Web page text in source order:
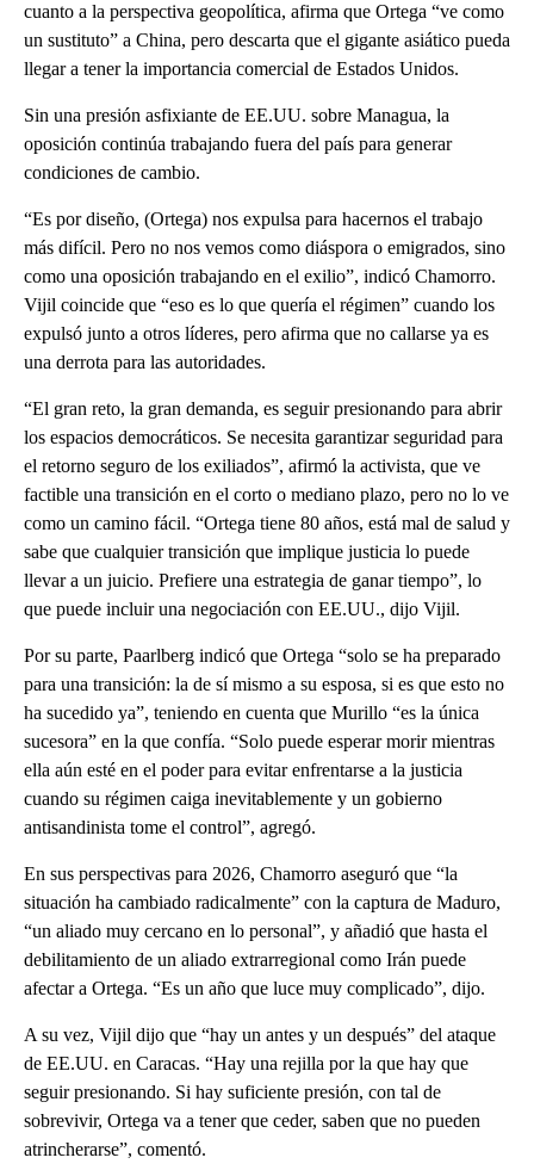
cuanto a la perspectiva geopolítica, afirma que Ortega “ve como
un sustituto” a China, pero descarta que el gigante asiático pueda
llegar a tener la importancia comercial de Estados Unidos.
Sin una presión asfixiante de EE.UU. sobre Managua, la
oposición continúa trabajando fuera del país para generar
condiciones de cambio.
“Es por diseño, (Ortega) nos expulsa para hacernos el trabajo
más difícil. Pero no nos vemos como diáspora o emigrados, sino
como una oposición trabajando en el exilio”, indicó Chamorro.
Vijil coincide que “eso es lo que quería el régimen” cuando los
expulsó junto a otros líderes, pero afirma que no callarse ya es
una derrota para las autoridades.
“El gran reto, la gran demanda, es seguir presionando para abrir
los espacios democráticos. Se necesita garantizar seguridad para
el retorno seguro de los exiliados”, afirmó la activista, que ve
factible una transición en el corto o mediano plazo, pero no lo ve
como un camino fácil. “Ortega tiene 80 años, está mal de salud y
sabe que cualquier transición que implique justicia lo puede
llevar a un juicio. Prefiere una estrategia de ganar tiempo”, lo
que puede incluir una negociación con EE.UU., dijo Vijil.
Por su parte, Paarlberg indicó que Ortega “solo se ha preparado
para una transición: la de sí mismo a su esposa, si es que esto no
ha sucedido ya”, teniendo en cuenta que Murillo “es la única
sucesora” en la que confía. “Solo puede esperar morir mientras
ella aún esté en el poder para evitar enfrentarse a la justicia
cuando su régimen caiga inevitablemente y un gobierno
antisandinista tome el control”, agregó.
En sus perspectivas para 2026, Chamorro aseguró que “la
situación ha cambiado radicalmente” con la captura de Maduro,
“un aliado muy cercano en lo personal”, y añadió que hasta el
debilitamiento de un aliado extrarregional como Irán puede
afectar a Ortega. “Es un año que luce muy complicado”, dijo.
A su vez, Vijil dijo que “hay un antes y un después” del ataque
de EE.UU. en Caracas. “Hay una rejilla por la que hay que
seguir presionando. Si hay suficiente presión, con tal de
sobrevivir, Ortega va a tener que ceder, saben que no pueden
atrincherarse”, comentó.